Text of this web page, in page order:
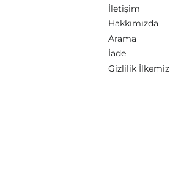
İletişim
Hakkımızda
Arama
İade
Gizlilik İlkemiz